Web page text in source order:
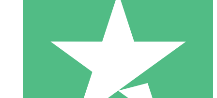
20 00